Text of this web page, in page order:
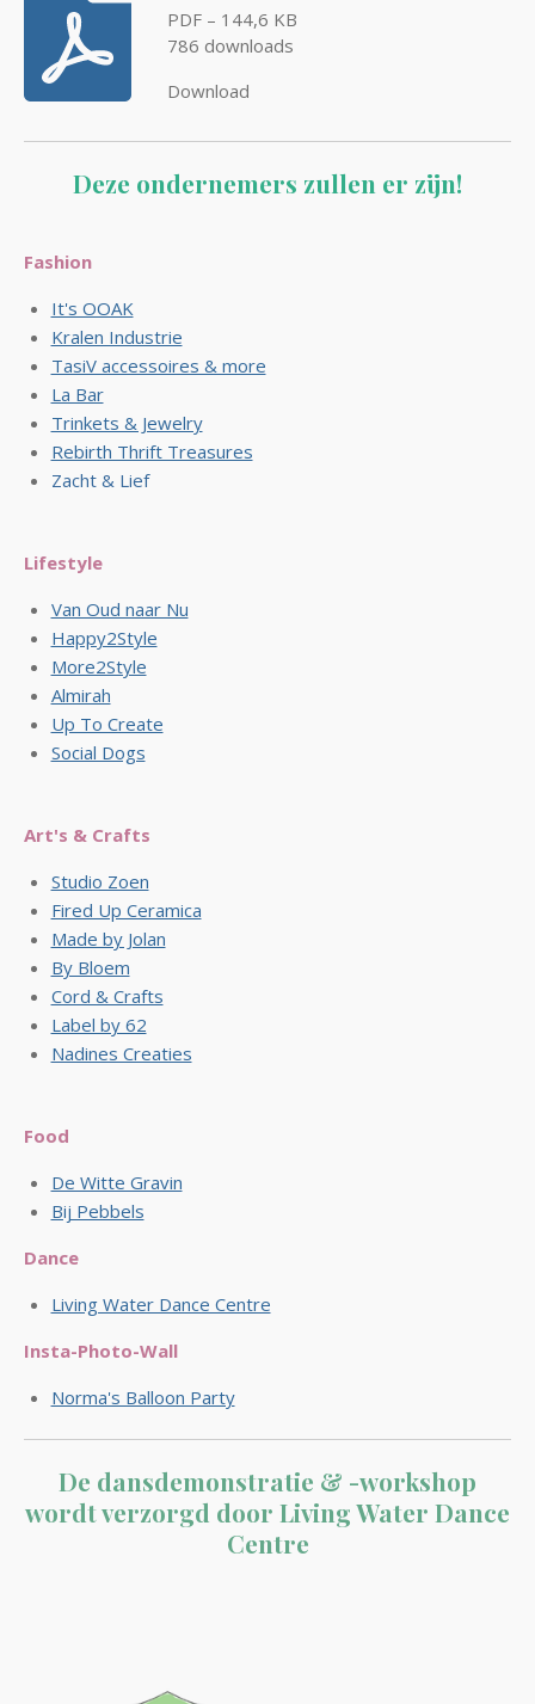
PDF – 144,6 KB
786 downloads
Download
Deze ondernemers zullen er zijn!
Fashion
It's OOAK
Kralen Industrie
TasiV accessoires & more
La Bar
Trinkets & Jewelry
Rebirth Thrift Treasures
Zacht & Lief
Lifestyle
Van Oud naar Nu
Happy2Style
More2Style
Almirah
Up To Create
Social Dogs
Art's & Crafts
Studio Zoen
Fired Up Ceramica
Made by Jolan
By Bloem
Cord & Crafts
Label by 62
Nadines Creaties
Food
De Witte Gravin
Bij Pebbels
Dance
Living Water Dance Centre
Insta-Photo-Wall
Norma's Balloon Party
De dansdemonstratie & -workshop
wordt verzorgd door Living Water Dance
Centre